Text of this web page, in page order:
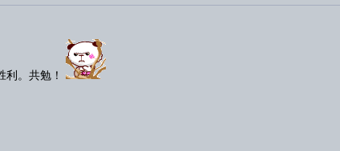
利。共勉！